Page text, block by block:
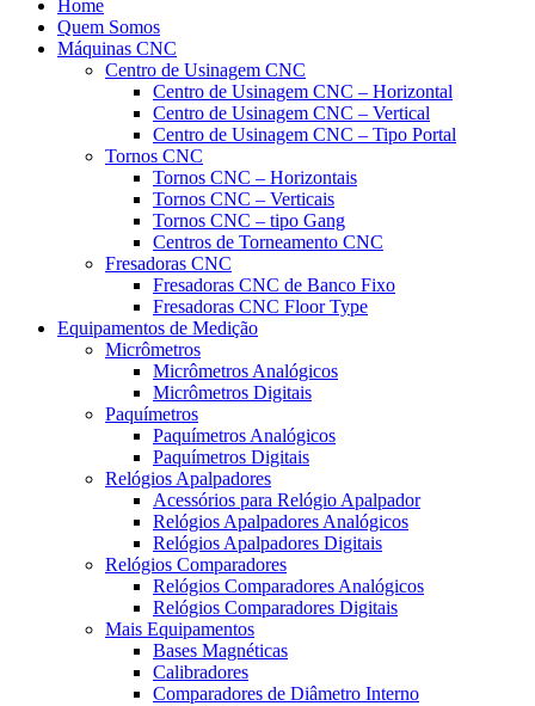
Home
Quem Somos
Máquinas CNC
Centro de Usinagem CNC
Centro de Usinagem CNC – Horizontal
Centro de Usinagem CNC – Vertical
Centro de Usinagem CNC – Tipo Portal
Tornos CNC
Tornos CNC – Horizontais
Tornos CNC – Verticais
Tornos CNC – tipo Gang
Centros de Torneamento CNC
Fresadoras CNC
Fresadoras CNC de Banco Fixo
Fresadoras CNC Floor Type
Equipamentos de Medição
Micrômetros
Micrômetros Analógicos
Micrômetros Digitais
Paquímetros
Paquímetros Analógicos
Paquímetros Digitais
Relógios Apalpadores
Acessórios para Relógio Apalpador
Relógios Apalpadores Analógicos
Relógios Apalpadores Digitais
Relógios Comparadores
Relógios Comparadores Analógicos
Relógios Comparadores Digitais
Mais Equipamentos
Bases Magnéticas
Calibradores
Comparadores de Diâmetro Interno